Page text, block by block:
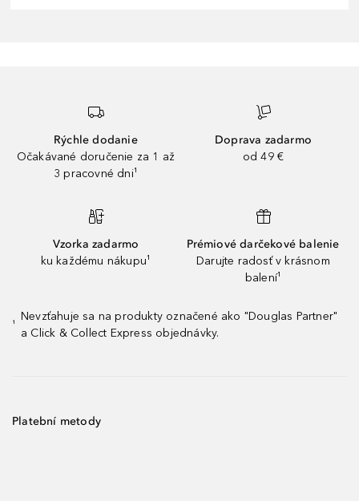
Rýchle dodanie
Očakávané doručenie za 1 až
3 pracovné dni¹
Doprava zadarmo
od 49 €
Vzorka zadarmo
ku každému nákupu¹
Prémiové darčekové balenie
Darujte radosť v krásnom
balení¹
¹
Nevzťahuje sa na produkty označené ako "Douglas Partner"
a Click & Collect Express objednávky.
Platební metody